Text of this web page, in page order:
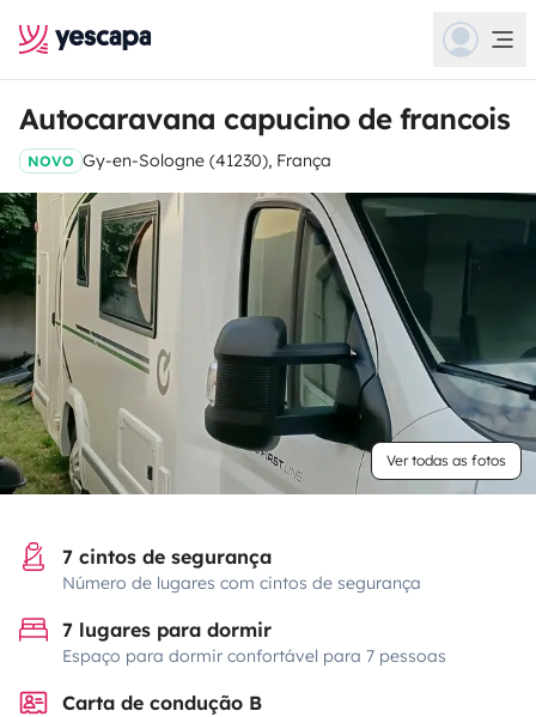
Autocaravana capucino de francois
NOVO Gy-en-Sologne (41230), França
Ver todas as fotos
7 cintos de segurança
Número de lugares com cintos de segurança
7 lugares para dormir
Espaço para dormir confortável para 7 pessoas
Carta de condução B